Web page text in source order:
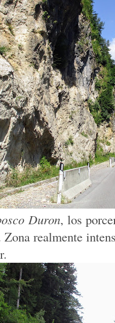
Duron, los
realmente